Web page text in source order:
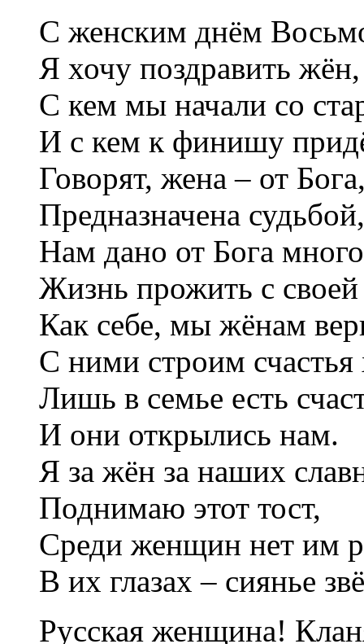
С женским днём
Я хочу поздравить жён,
С кем мы начали со
И с кем к финишу
Говорят, жена – от
Предназначена судьбой,
Нам дано от Бога
Жизнь прожить с
Как себе, мы жёнам
С ними строим счастья
Лишь в семье есть
И они открылись нам.
Я за жён за наших
Поднимаю этот тост,
Среди женщин нет им
В их глазах – сиянье
Русская женщина!